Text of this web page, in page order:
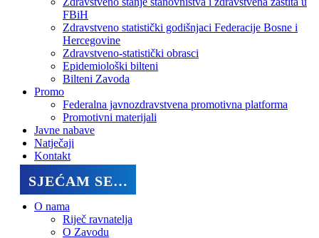
FBiH
Zdravstveno statistički godišnjaci Federacije Bosne i
Hercegovine
Zdravstveno-statistički obrasci
Epidemiološki bilteni
Bilteni Zavoda
Promo
Federalna javnozdravstvena promotivna platforma
Promotivni materijali
Javne nabave
Natječaji
Kontakt
SJEĆAM SE…
O nama
Riječ ravnatelja
O Zavodu